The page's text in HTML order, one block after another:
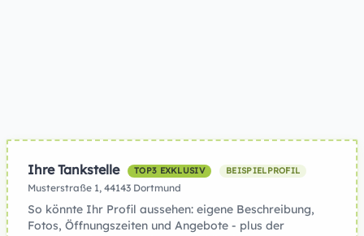
Ihre Tankstelle TOP3 EXKLUSIV BEISPIELPROFIL
Musterstraße 1, 44143 Dortmund
So könnte Ihr Profil aussehen: eigene Beschreibung,
Fotos, Öffnungszeiten und Angebote - plus der